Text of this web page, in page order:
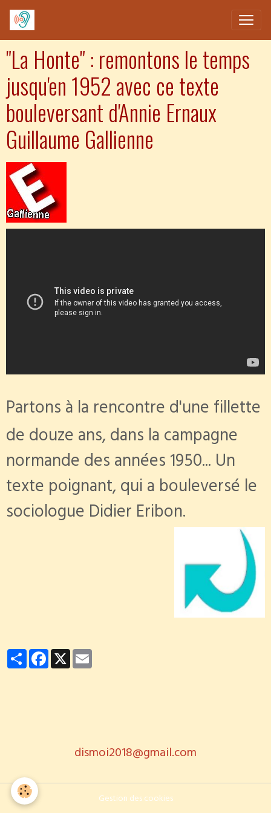
"La Honte" : remontons le temps
jusqu'en 1952 avec ce texte
bouleversant d'Annie Ernaux
Guillaume Gallienne
Partons à la rencontre d'une fillette
de douze ans, dans la campagne
normande des années 1950... Un
texte poignant, qui a bouleversé le
sociologue Didier Eribon.
PartagerFacebook
X
dismoi2018@gmail.com
Gestion des cookies